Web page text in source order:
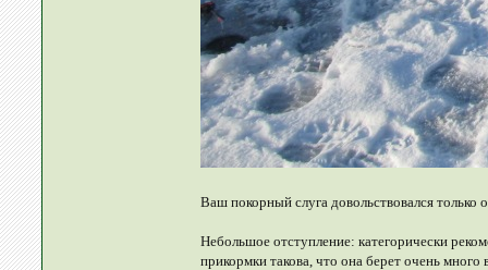
Ваш покорный слуга довольствовался
Небольшое отступление: категорически
прикормки такова, что она берет очень